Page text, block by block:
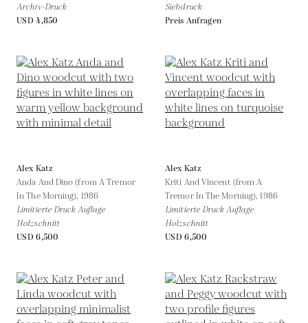
Archiv-Druck
USD 4,850
Siebdruck
Preis Anfragen
Alex Katz
Anda And Dino (from A Tremor
In The Morning), 1986
Limitierte Druck Auflage
Holzschnitt
USD 6,500
Alex Katz
Kriti And Vincent (from A
Tremor In The Morning),1986
Limitierte Druck Auflage
Holzschnitt
USD 6,500